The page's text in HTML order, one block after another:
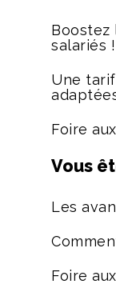
Boostez
salariés !
Une
Foire
Vous
Les
Foire